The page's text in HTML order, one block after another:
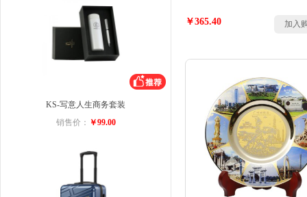
KS-写意人生商务套装
销售价： ￥99.00
￥365.40 加入